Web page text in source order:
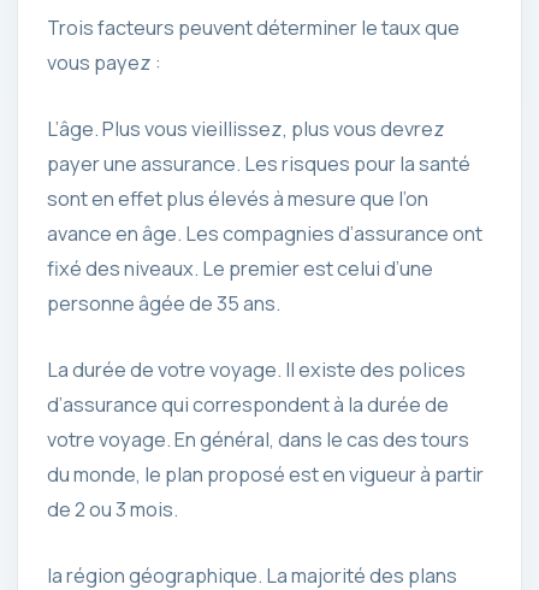
Trois facteurs peuvent déterminer le taux que
vous payez :
L’âge. Plus vous vieillissez, plus vous devrez
payer une assurance. Les risques pour la santé
sont en effet plus élevés à mesure que l’on
avance en âge. Les compagnies d’assurance ont
fixé des niveaux. Le premier est celui d’une
personne âgée de 35 ans.
La durée de votre voyage. Il existe des polices
d’assurance qui correspondent à la durée de
votre voyage. En général, dans le cas des tours
du monde, le plan proposé est en vigueur à partir
de 2 ou 3 mois.
la région géographique. La majorité des plans